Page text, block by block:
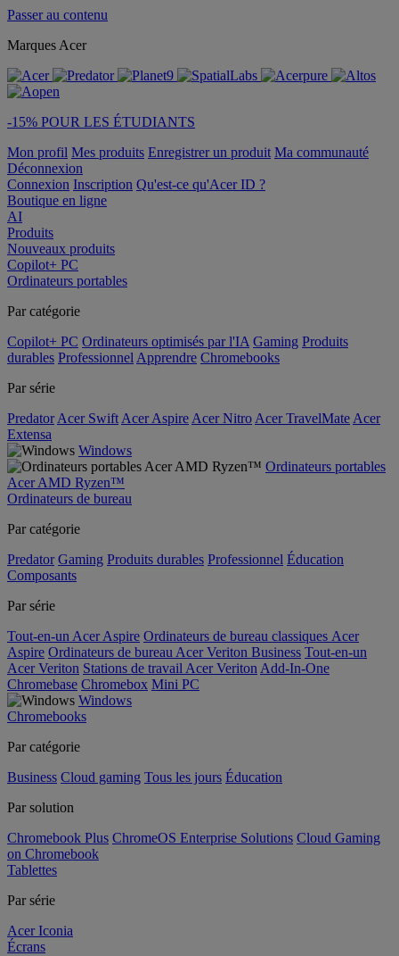
Passer au contenu
Marques Acer
-15% POUR LES ÉTUDIANTS
Mon profil Mes produits Enregistrer un produit Ma communauté
Déconnexion
Connexion Inscription Qu'est-ce qu'Acer ID ?
Boutique en ligne
AI
Produits
Nouveaux produits
Copilot+ PC
Ordinateurs portables
Par catégorie
Copilot+ PC Ordinateurs optimisés par l'IA Gaming Produits
durables Professionnel Apprendre Chromebooks
Par série
Predator Acer Swift Acer Aspire Acer Nitro Acer TravelMate Acer
Extensa
Windows
Ordinateurs portables
Acer AMD Ryzen™
Ordinateurs de bureau
Par catégorie
Predator Gaming Produits durables Professionnel Éducation
Composants
Par série
Tout-en-un Acer Aspire Ordinateurs de bureau classiques Acer
Aspire Ordinateurs de bureau Acer Veriton Business Tout-en-un
Acer Veriton Stations de travail Acer Veriton Add-In-One
Chromebase Chromebox Mini PC
Windows
Chromebooks
Par catégorie
Business Cloud gaming Tous les jours Éducation
Par solution
Chromebook Plus ChromeOS Enterprise Solutions Cloud Gaming
on Chromebook
Tablettes
Par série
Acer Iconia
Écrans